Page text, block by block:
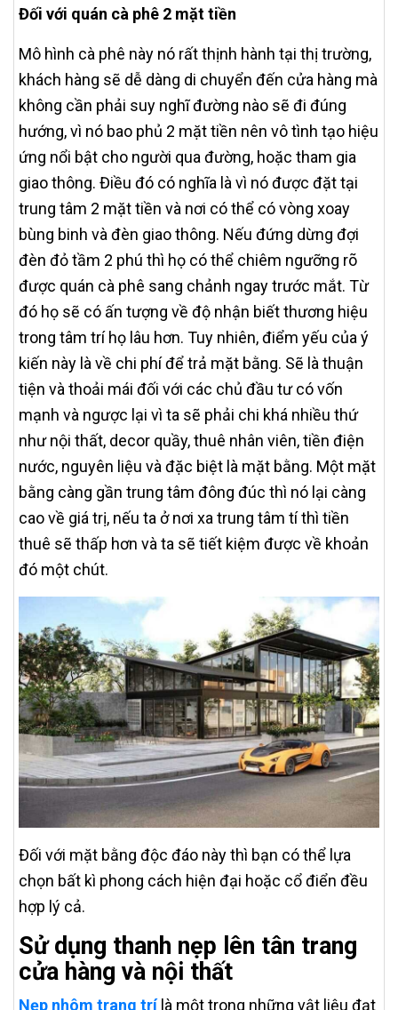
Đối với quán cà phê 2 mặt tiền
Mô hình cà phê này nó rất thịnh hành tại thị trường,
khách hàng sẽ dễ dàng di chuyển đến cửa hàng mà
không cần phải suy nghĩ đường nào sẽ đi đúng
hướng, vì nó bao phủ 2 mặt tiền nên vô tình tạo hiệu
ứng nổi bật cho người qua đường, hoặc tham gia
giao thông. Điều đó có nghĩa là vì nó được đặt tại
trung tâm 2 mặt tiền và nơi có thể có vòng xoay
bùng binh và đèn giao thông. Nếu đứng dừng đợi
đèn đỏ tầm 2 phú thì họ có thể chiêm ngưỡng rõ
được quán cà phê sang chảnh ngay trước mắt. Từ
đó họ sẽ có ấn tượng về độ nhận biết thương hiệu
trong tâm trí họ lâu hơn. Tuy nhiên, điểm yếu của ý
kiến này là về chi phí để trả mặt bằng. Sẽ là thuận
tiện và thoải mái đối với các chủ đầu tư có vốn
mạnh và ngược lại vì ta sẽ phải chi khá nhiều thứ
như nội thất, decor quầy, thuê nhân viên, tiền điện
nước, nguyên liệu và đặc biệt là mặt bằng. Một mặt
bằng càng gần trung tâm đông đúc thì nó lại càng
cao về giá trị, nếu ta ở nơi xa trung tâm tí thì tiền
thuê sẽ thấp hơn và ta sẽ tiết kiệm được về khoản
đó một chút.
Đối với mặt bằng độc đáo này thì bạn có thể lựa
chọn bất kì phong cách hiện đại hoặc cổ điển đều
hợp lý cả.
Sử dụng thanh nẹp lên tân trang
cửa hàng và nội thất
Nẹp nhôm trang trí là một trong những vật liệu đạt